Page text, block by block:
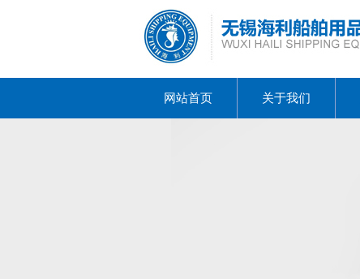
网站首页 关于我们